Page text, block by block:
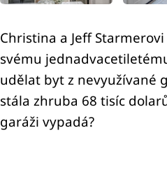
Christina a Jeff
svému
udělat byt z nevyužívané
stála zhruba 68 tisíc
garáži vypadá?